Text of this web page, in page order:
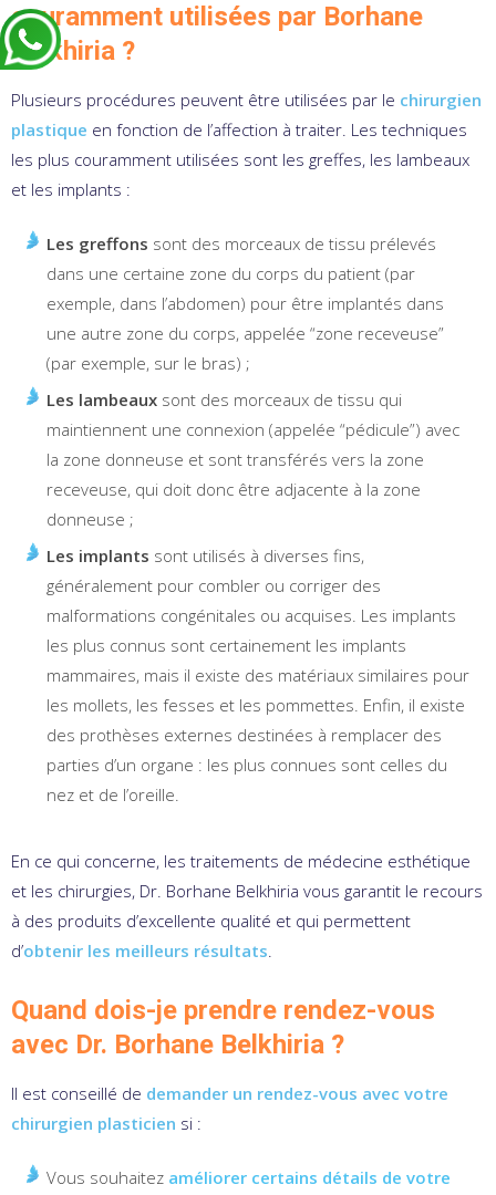
couramment utilisées par Borhane
Belkhiria ?
Plusieurs procédures peuvent être utilisées par le chirurgien
plastique en fonction de l’affection à traiter. Les techniques
les plus couramment utilisées sont les greffes, les lambeaux
et les implants :
Les greffons sont des morceaux de tissu prélevés
dans une certaine zone du corps du patient (par
exemple, dans l’abdomen) pour être implantés dans
une autre zone du corps, appelée “zone receveuse”
(par exemple, sur le bras) ;
Les lambeaux sont des morceaux de tissu qui
maintiennent une connexion (appelée “pédicule”) avec
la zone donneuse et sont transférés vers la zone
receveuse, qui doit donc être adjacente à la zone
donneuse ;
Les implants sont utilisés à diverses fins,
généralement pour combler ou corriger des
malformations congénitales ou acquises. Les implants
les plus connus sont certainement les implants
mammaires, mais il existe des matériaux similaires pour
les mollets, les fesses et les pommettes. Enfin, il existe
des prothèses externes destinées à remplacer des
parties d’un organe : les plus connues sont celles du
nez et de l’oreille.
En ce qui concerne, les traitements de médecine esthétique
et les chirurgies, Dr. Borhane Belkhiria vous garantit le recours
à des produits d’excellente qualité et qui permettent
d’obtenir les meilleurs résultats.
Quand dois-je prendre rendez-vous
avec Dr. Borhane Belkhiria ?
Il est conseillé de demander un rendez-vous avec votre
chirurgien plasticien si :
Vous souhaitez améliorer certains détails de votre